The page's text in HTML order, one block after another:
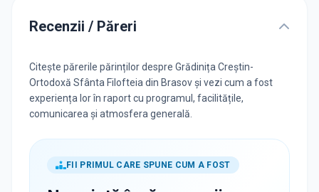
Recenzii / Păreri
Citește părerile părinților despre Grădinița Creștin-
Ortodoxă Sfânta Filofteia din Brasov și vezi cum a fost
experiența lor în raport cu programul, facilitățile,
comunicarea și atmosfera generală.
FII PRIMUL CARE SPUNE CUM A FOST